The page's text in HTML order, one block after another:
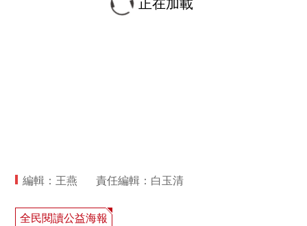
正在加載
編輯：王燕 責任編輯：白玉清
全民閱讀公益海報